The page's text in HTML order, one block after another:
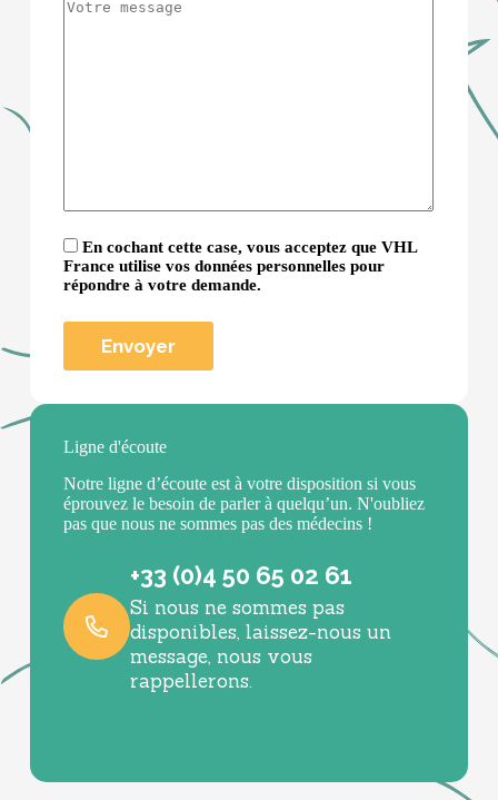
En cochant cette case, vous acceptez que VHL
France utilise vos données personnelles pour
répondre à votre demande.
Ligne d'écoute
Notre ligne d’écoute est à votre disposition si vous
éprouvez le besoin de parler à quelqu’un. N'oubliez
pas que nous ne sommes pas des médecins !
+33 (0)4 50 65 02 61
Si nous ne sommes pas
disponibles, laissez-nous un
message, nous vous
rappellerons.